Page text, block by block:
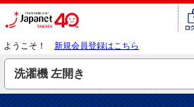
ようこそ！ 新規会員登録はこちら